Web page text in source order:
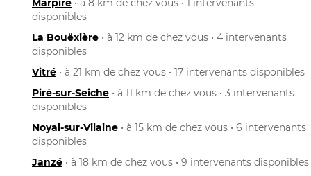
Marpiré • à 8 km de chez vous • 1 intervenants
disponibles
La Bouëxière • à 12 km de chez vous • 4 intervenants
disponibles
Vitré • à 21 km de chez vous • 17 intervenants disponibles
Piré-sur-Seiche • à 11 km de chez vous • 3 intervenants
disponibles
Noyal-sur-Vilaine • à 15 km de chez vous • 6 intervenants
disponibles
Janzé • à 18 km de chez vous • 9 intervenants disponibles